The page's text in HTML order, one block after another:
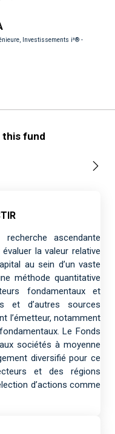
Investissements i³® -
this fund
ascendante
la valeur relative
au sein d’un vaste
méthode quantitative
fondamentaux et
et d’autres sources
l’émetteur, notamment
Le Fonds
sociétés à moyenne
diversifié pour ce
et des régions
d’actions comme